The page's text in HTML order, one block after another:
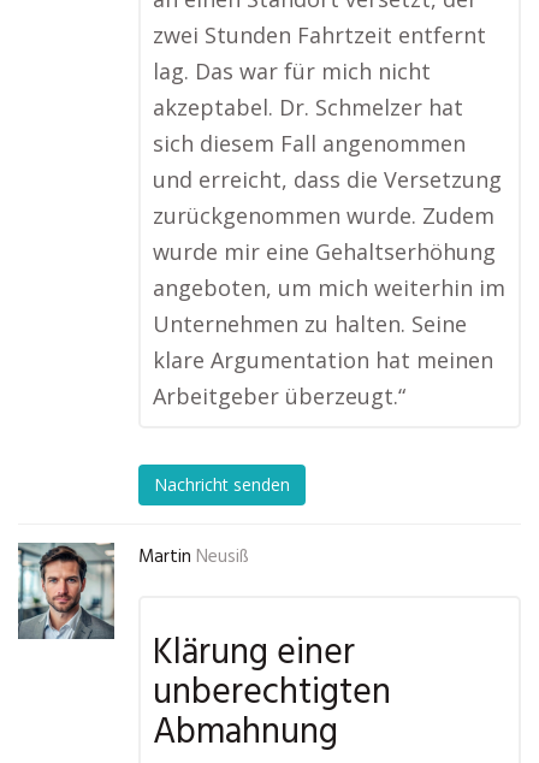
zwei Stunden Fahrtzeit entfernt
lag. Das war für mich nicht
akzeptabel. Dr. Schmelzer hat
sich diesem Fall angenommen
und erreicht, dass die Versetzung
zurückgenommen wurde. Zudem
wurde mir eine Gehaltserhöhung
angeboten, um mich weiterhin im
Unternehmen zu halten. Seine
klare Argumentation hat meinen
Arbeitgeber überzeugt.“
Nachricht senden
Martin Neusiß
Klärung einer
unberechtigten
Abmahnung